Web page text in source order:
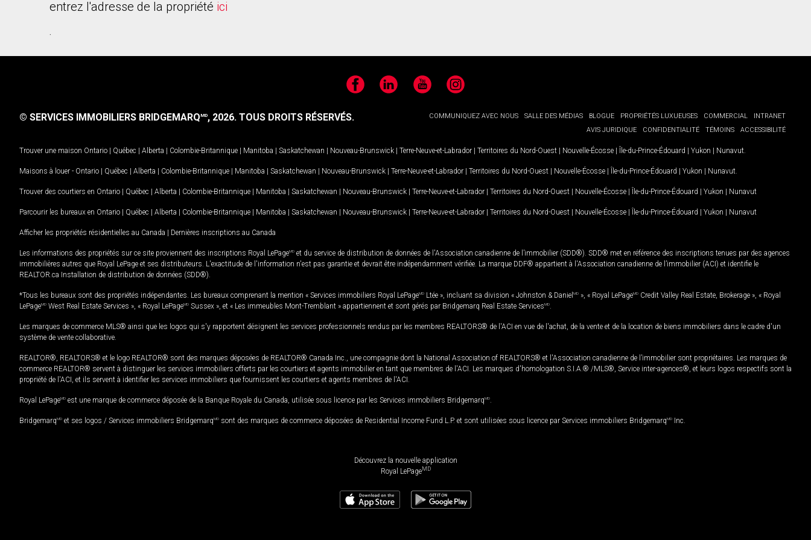
entrez l'adresse de la propriété ici
.
FacebookLinkedIn YouTubeInstagram
COMMUNIQUEZ AVEC NOUS SALLE DES MÉDIAS BLOGUE PROPRIÉTÉS LUXUEUSES COMMERCIAL
INTRANET
AVIS JURIDIQUE
CONFIDENTIALITÉ TÉMOINS ACCESSIBILITÉ
© SERVICES IMMOBILIERS BRIDGEMARQMD, 2026. TOUS DROITS RÉSERVÉS.
Trouver une maison Ontario | Québec | Alberta | Colombie-Britannique | Manitoba | Saskatchewan | Nouveau-Brunswick | Terre-Neuve-et-Labrador | Territoires du Nord-Ouest | Nouvelle-Écosse | Île-du-Prince-Édouard | Yukon | Nunavut
Maisons à louer - Ontario | Québec | Alberta | Colombie-Britannique | Manitoba | Saskatchewan | Nouveau-Brunswick | Terre-Neuve-et-Labrador | Territoires du Nord-Ouest | Nouvelle-Écosse | Île-du-Prince-Édouard | Yukon | Nunavut
Trouver des courtiers en Ontario | Québec | Alberta | Colombie-Britannique | Manitoba | Saskatchewan | Nouveau-Brunswick | Terre-Neuve-et-Labrador | Territoires du Nord-Ouest | Nouvelle-Écosse | Île-du-Prince-Édouard | Yukon | Nunavut
Parcourir les bureaux en Ontario | Québec | Alberta | Colombie-Britannique | Manitoba | Saskatchewan | Nouveau-Brunswick | Terre-Neuve-et-Labrador | Territoires du Nord-Ouest | Nouvelle-Écosse | Île-du-Prince-Édouard | Yukon | Nunavut
Afficher les propriétés résidentielles au Canada | Dernières inscriptions au Canada
Les informations des propriétés sur ce site proviennent des inscriptions Royal LePageMD et du service de distribution de données de l'Association canadienne de l’immobilier (SDD®). SDD® met en référence des inscriptions tenues par des agences
immobilières autres que Royal LePage et ses distributeurs. L'exactitude de l'information n'est pas garantie et devrait être indépendamment vérifiée. La marque DDF® appartient à l'Association canadienne de l’immobilier (ACI) et identifie le
REALTOR.ca Installation de distribution de données (SDD®).
*Tous les bureaux sont des propriétés indépendantes. Les bureaux comprenant la mention « Services immobiliers Royal LePageMD Ltée », incluant sa division « Johnston & Daniel MD », « Royal LePageMD Credit Valley Real Estate, Brokerage », « Royal
LePageMD West Real Estate Services », « Royal LePageMD Sussex », et « Les immeubles Mont-Tremblant » appartiennent et sont gérés par Bridgemarq Real Estate ServicesMD
Les marques de commerce MLS® ainsi que les logos qui s'y rapportent désignent les services professionnels rendus par les membres REALTORS® de l'ACI en vue de l'achat, de la vente et de la location de biens immobiliers dans le cadre d'un
système de vente collaborative.
REALTOR®, REALTORS® et le logo REALTOR® sont des marques déposées de REALTOR® Canada Inc., une compagnie dont la National Association of REALTORS® et l'Association canadienne de l’immobilier sont propriétaires. Les marques de
commerce REALTOR® servent à distinguer les services immobiliers offerts par les courtiers et agents immobilier en tant que membres de l'ACI. Les marques d'homologation S.I.A.® /MLS®, Service inter-agences®, et leurs logos respectifs sont la
propriété de l'ACI, et ils servent à identifier les services immobiliers que fournissent les courtiers et agents membres de l'ACI.
Royal LePageMD est une marque de commerce déposée de la Banque Royale du Canada, utilisée sous licence par les Services immobiliers BridgemarqMD
BridgemarqMD et ses logos / Services immobiliers BridgemarqMD sont des marques de commerce déposées de Residential Income Fund L.P. et sont utilisées sous licence par Services immobiliers BridgemarqMD Inc.
Découvrez la nouvelle application
Royal LePageMD